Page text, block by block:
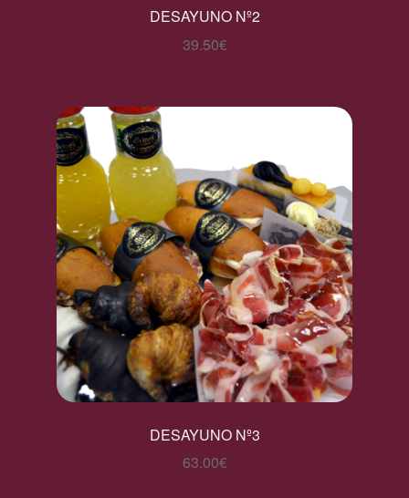
DESAYUNO Nº2
39.50€
DESAYUNO Nº3
63.00€